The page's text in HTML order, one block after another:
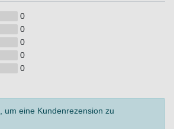
0
0
0
0
0
um eine Kundenrezension zu